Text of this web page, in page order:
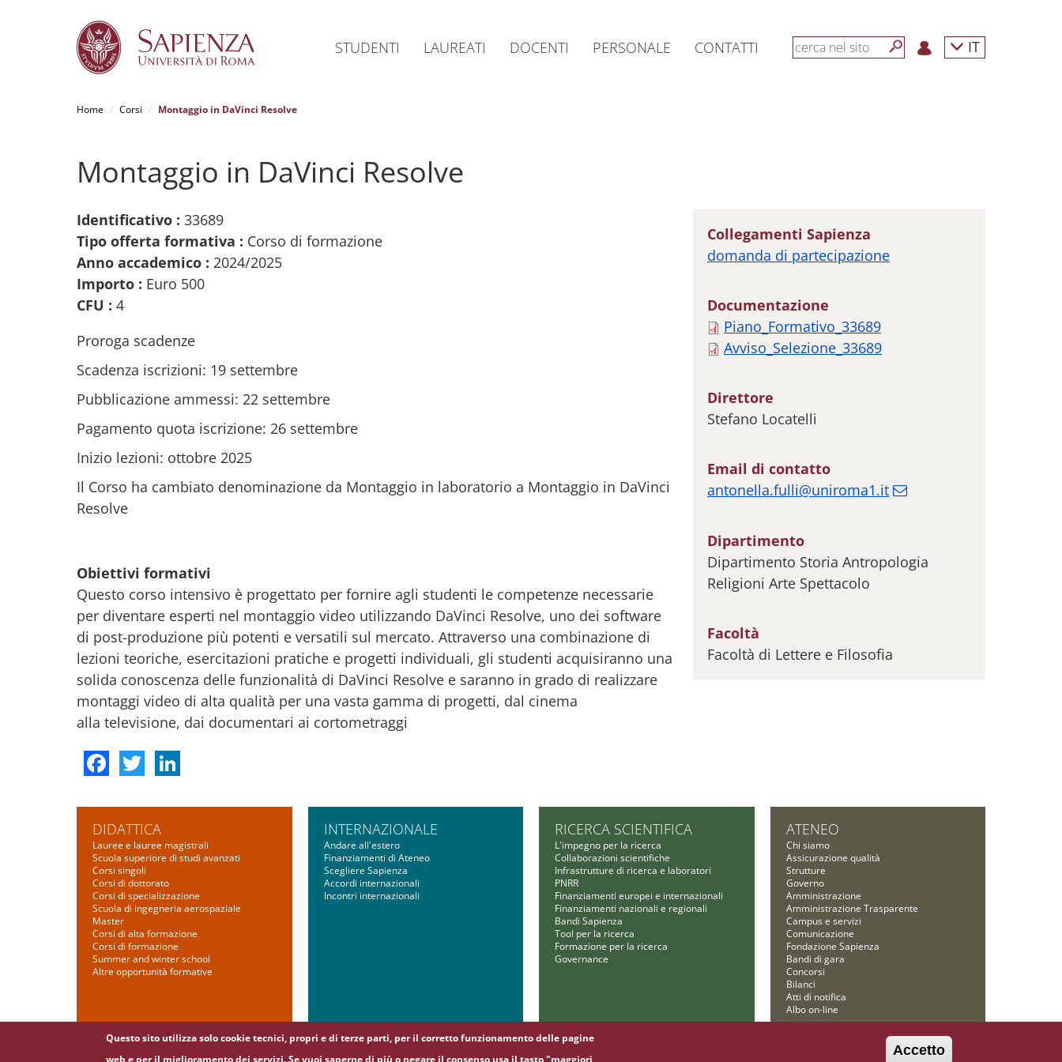
STUDENTI LAUREATI DOCENTI PERSONALE CONTATTI IT
Home Corsi Montaggio in DaVinci Resolve
Montaggio in DaVinci Resolve
Identificativo : 33689
Tipo offerta formativa : Corso di formazione
Anno accademico : 2024/2025
Importo : Euro 500
CFU : 4
Proroga scadenze
Scadenza iscrizioni: 19 settembre
Pubblicazione ammessi: 22 settembre
Pagamento quota iscrizione: 26 settembre
Inizio lezioni: ottobre 2025
Il Corso ha cambiato denominazione da Montaggio in laboratorio a Montaggio in DaVinci
Resolve
Obiettivi formativi
Questo corso intensivo è progettato per fornire agli studenti le competenze necessarie
per diventare esperti nel montaggio video utilizzando DaVinci Resolve, uno dei software
di post-produzione più potenti e versatili sul mercato. Attraverso una combinazione di
lezioni teoriche, esercitazioni pratiche e progetti individuali, gli studenti acquisiranno una
solida conoscenza delle funzionalità di DaVinci Resolve e saranno in grado di realizzare
montaggi video di alta qualità per una vasta gamma di progetti, dal cinema
alla televisione, dai documentari ai cortometraggi
Collegamenti Sapienza
domanda di partecipazione
Documentazione
Piano_Formativo_33689
Avviso_Selezione_33689
Direttore
Stefano Locatelli
Email di contatto
antonella.fulli@uniroma1.it
Dipartimento
Dipartimento Storia Antropologia
Religioni Arte Spettacolo
Facoltà
Facoltà di Lettere e Filosofia
Facebook
Twitter
DIDATTICA
Lauree e lauree magistrali
Scuola superiore di studi avanzati
Corsi singoli
Corsi di dottorato
Corsi di specializzazione
Scuola di ingegneria aerospaziale
Master
Corsi di alta formazione
Corsi di formazione
Summer and winter school
Altre opportunità formative
INTERNAZIONALE
Andare all'estero
Finanziamenti di Ateneo
Scegliere Sapienza
Accordi internazionali
Incontri internazionali
RICERCA SCIENTIFICA
L'impegno per la ricerca
Collaborazioni scientifiche
Infrastrutture di ricerca e laboratori
PNRR
Finanziamenti europei e internazionali
Finanziamenti nazionali e regionali
Bandi Sapienza
Tool per la ricerca
Formazione per la ricerca
Governance
ATENEO
Chi siamo
Assicurazione qualità
Strutture
Governo
Amministrazione
Amministrazione Trasparente
Campus e servizi
Comunicazione
Fondazione Sapienza
Bandi di gara
Concorsi
Bilanci
Atti di notifica
Albo on-line
Contatti| URP|Media|Accessibilità|Dichiarazione di accessibilità|Mappa del sito|
Questo sito utilizza solo cookie tecnici, propri e di terze parti, per il corretto funzionamento delle pagine
web e per il miglioramento dei servizi. Se vuoi saperne di più o negare il consenso usa il tasto "maggiori
Accetto